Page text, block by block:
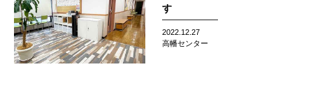
す
2022.12.27
高幡センター